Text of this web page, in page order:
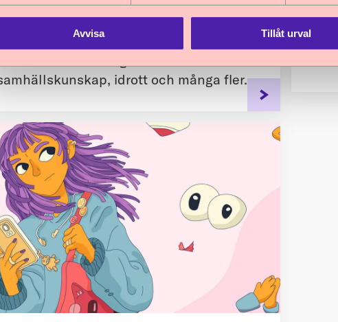
Avvisa Tillåt urval
pedagoger
och pedagoger lektioner om
Lektionerna går att använda i olika
idrott och många fler.